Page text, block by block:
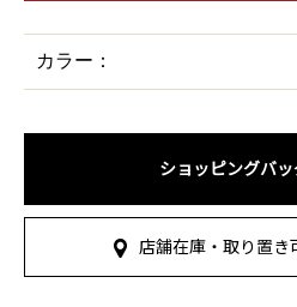
カラー：
ショッピングバ
店舗在庫・取り置き